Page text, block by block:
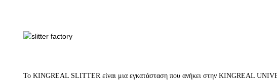
Το KINGREAL SLITTER είναι μια εγκατάσταση που ανήκει στην KINGREAL